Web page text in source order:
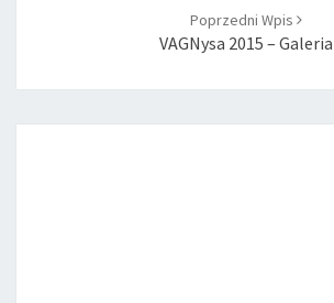
Poprzedni Wpis
VAGNysa 2015 – Galeria